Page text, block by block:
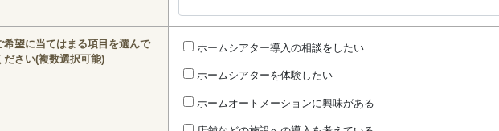
希望に当てはまる項目を選んで
ださい(複数選択可能)
ホームシアター導入の相談をしたい
ホームシアターを体験したい
ホームオートメーションに興味がある